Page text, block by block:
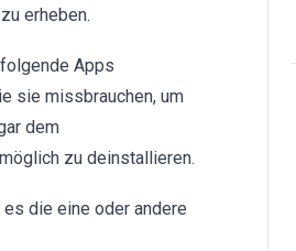
erheben.
Apps
sie missbrauchen, um
dem
zu deinstallieren.
die eine oder andere